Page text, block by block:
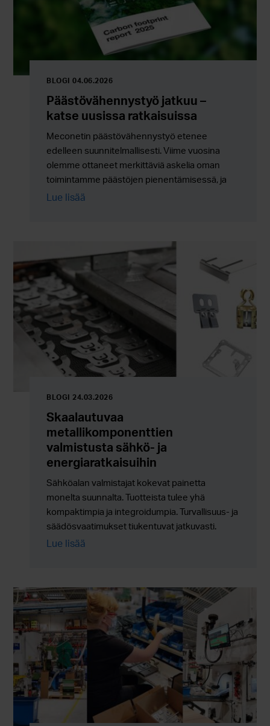
BLOGI 04.06.2026
Päästövähennystyö jatkuu –
katse uusissa ratkaisuissa
Meconetin päästövähennystyö etenee
edelleen suunnitelmallisesti. Viime vuosina
olemme ottaneet merkittäviä askelia oman
toimintamme päästöjen pienentämisessä, ja
työ jatkuu nyt entistä enemmän uusien
Lue lisää
BLOGI 24.03.2026
Skaalautuvaa
metallikomponenttien
valmistusta sähkö- ja
energiaratkaisuihin
Sähköalan valmistajat kokevat painetta
monelta suunnalta. Tuotteista tulee yhä
kompaktimpia ja integroidumpia. Turvallisuus- ja
säädösvaatimukset tiukentuvat jatkuvasti.
Ympäristöön liittyvät kestävyystavoitteet eivät
monimutkaisuutta.
Lue lisää